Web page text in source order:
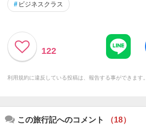
# ビジネスクラス
122
利用規約に違反している投稿は、報告する事ができます。
この旅行記へのコメント （18）